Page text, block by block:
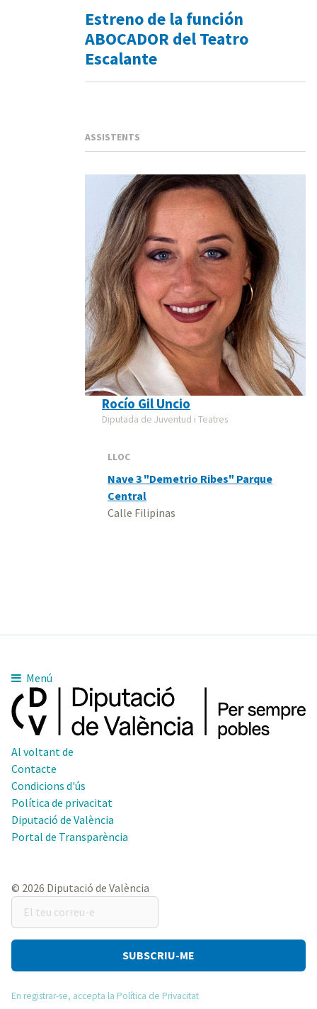
Estreno de la función
ABOCADOR del Teatro
Escalante
ASSISTENTS
Rocío Gil Uncio
Diputada de Juventud i Teatres
LLOC
Nave 3 "Demetrio Ribes" Parque
Central
Calle Filipinas
Menú
Al voltant de
Contacte
Condicions d'ús
Política de privacitat
Diputació de València
Portal de Transparència
© 2026 Diputació de València
El
teu
correu-
En registrar-se, accepta la Política de Privacitat